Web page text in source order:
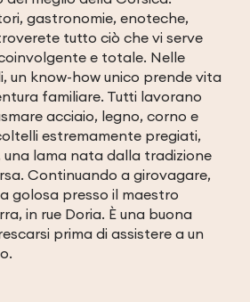
gastronomie, enoteche,
tutto ciò che vi serve
e totale. Nelle
un know-how unico prende vita
familiare. Tutti lavorano
acciaio, legno, corno e
estremamente pregiati,
una lama nata dalla tradizione
Continuando a girovagare,
golosa presso il maestro
in rue Doria. È una buona
prima di assistere a un